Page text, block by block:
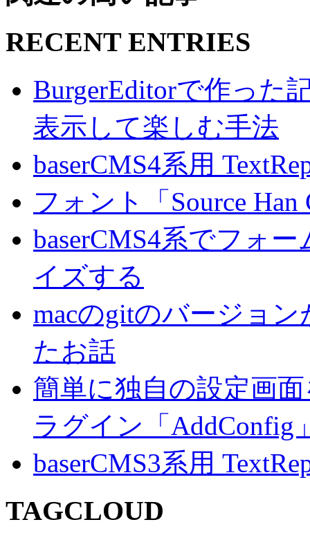
RECENT ENTRIES
BurgerEditorで作った
表示して楽しむ手法
baserCMS4系用
フォント「Source
baserCMS4系でフォ
イズする
macのgitのバージョ
たお話
簡単に独自の設定画
ラグイン「AddConfig
baserCMS3系用
TAGCLOUD